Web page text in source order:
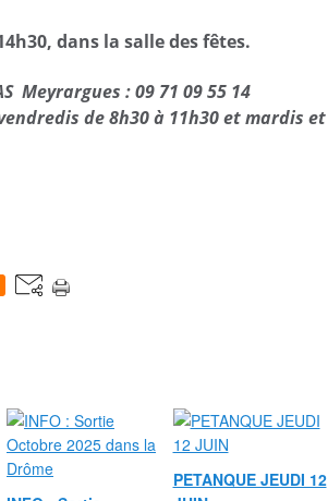
dans la salle des fêtes.
Meyrargues : 09 71 09 55 14
de 8h30 à 11h30 et mardis et
PETANQUE JEUDI 12